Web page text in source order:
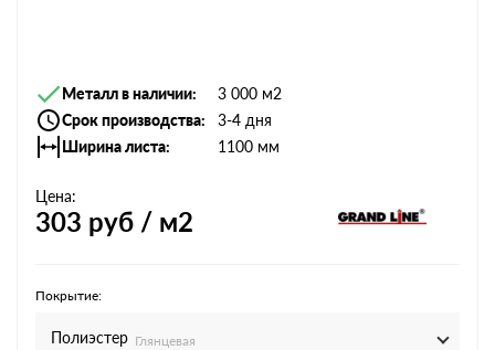
Металл в наличии
3 000 м2
Срок производства
3-4 дня
Ширина листа
1100 мм
Цена:
303 руб / м2
Покрытие:
Полиэстер Глянцевая